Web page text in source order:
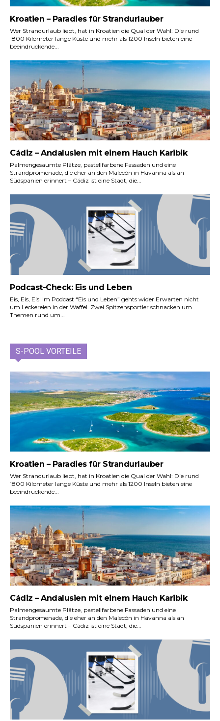
Kroatien – Paradies für Strandurlauber
Wer Strandurlaub liebt, hat in Kroatien die Qual der Wahl: Die rund
1800 Kilometer lange Küste und mehr als 1200 Inseln bieten eine
beeindruckende...
Cádiz – Andalusien mit einem Hauch Karibik
Palmengesäumte Plätze, pastellfarbene Fassaden und eine
Strandpromenade, die eher an den Malecón in Havanna als an
Südspanien erinnert – Cádiz ist eine Stadt, die...
Podcast-Check: Eis und Leben
Eis, Eis, Eis! Im Podcast “Eis und Leben” gehts wider Erwarten nicht
um Leckereien in der Waffel. Zwei Spitzensportler schnacken um
Themen rund um...
S-POOL VORTEILE
Kroatien – Paradies für Strandurlauber
Wer Strandurlaub liebt, hat in Kroatien die Qual der Wahl: Die rund
1800 Kilometer lange Küste und mehr als 1200 Inseln bieten eine
beeindruckende...
Cádiz – Andalusien mit einem Hauch Karibik
Palmengesäumte Plätze, pastellfarbene Fassaden und eine
Strandpromenade, die eher an den Malecón in Havanna als an
Südspanien erinnert – Cádiz ist eine Stadt, die...